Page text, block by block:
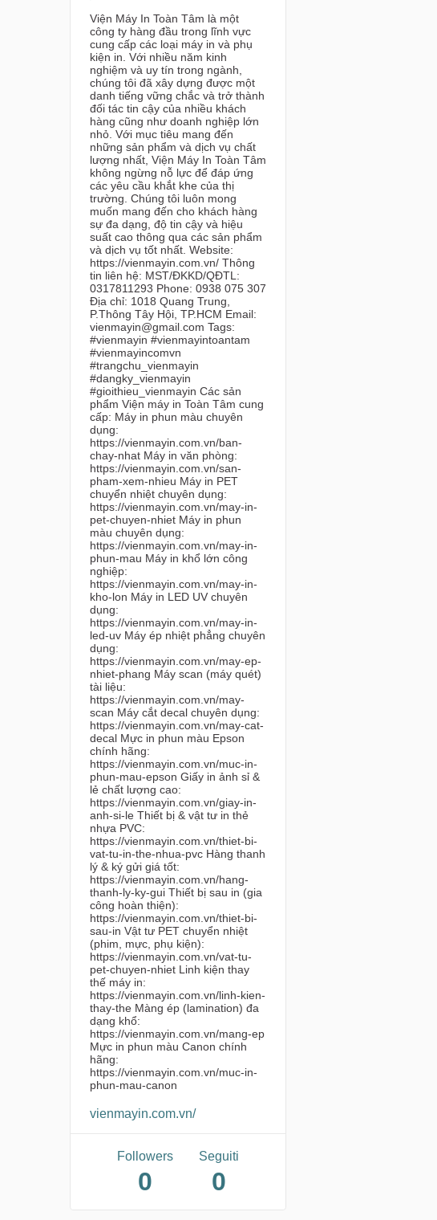
Segnala un problema
Viện Máy In Toàn Tâm là một
công ty hàng đầu trong lĩnh vực
cung cấp các loại máy in và phụ
kiện in. Với nhiều năm kinh
nghiệm và uy tín trong ngành,
chúng tôi đã xây dựng được một
danh tiếng vững chắc và trở thành
đối tác tin cậy của nhiều khách
hàng cũng như doanh nghiệp lớn
nhỏ. Với mục tiêu mang đến
những sản phẩm và dịch vụ chất
lượng nhất, Viện Máy In Toàn Tâm
không ngừng nỗ lực để đáp ứng
các yêu cầu khắt khe của thị
trường. Chúng tôi luôn mong
muốn mang đến cho khách hàng
sự đa dạng, độ tin cậy và hiệu
suất cao thông qua các sản phẩm
và dịch vụ tốt nhất. Website:
https://vienmayin.com.vn/ Thông
tin liên hệ: MST/ĐKKD/QĐTL:
0317811293 Phone: 0938 075 307
Địa chỉ: 1018 Quang Trung,
P.Thông Tây Hội, TP.HCM Email:
vienmayin@gmail.com Tags:
#vienmayin #vienmayintoantam
#vienmayincomvn
#trangchu_vienmayin
#dangky_vienmayin
#gioithieu_vienmayin Các sản
phẩm Viện máy in Toàn Tâm cung
cấp: Máy in phun màu chuyên
dụng:
https://vienmayin.com.vn/ban-
chay-nhat Máy in văn phòng:
https://vienmayin.com.vn/san-
pham-xem-nhieu Máy in PET
chuyển nhiệt chuyên dụng:
https://vienmayin.com.vn/may-in-
pet-chuyen-nhiet Máy in phun
màu chuyên dụng:
https://vienmayin.com.vn/may-in-
phun-mau Máy in khổ lớn công
nghiệp:
https://vienmayin.com.vn/may-in-
kho-lon Máy in LED UV chuyên
dụng:
https://vienmayin.com.vn/may-in-
led-uv Máy ép nhiệt phẳng chuyên
dụng:
https://vienmayin.com.vn/may-ep-
nhiet-phang Máy scan (máy quét)
tài liệu:
https://vienmayin.com.vn/may-
scan Máy cắt decal chuyên dụng:
https://vienmayin.com.vn/may-cat-
decal Mực in phun màu Epson
chính hãng:
https://vienmayin.com.vn/muc-in-
phun-mau-epson Giấy in ảnh sỉ &
lẻ chất lượng cao:
https://vienmayin.com.vn/giay-in-
anh-si-le Thiết bị & vật tư in thẻ
nhựa PVC:
https://vienmayin.com.vn/thiet-bi-
vat-tu-in-the-nhua-pvc Hàng thanh
lý & ký gửi giá tốt:
https://vienmayin.com.vn/hang-
thanh-ly-ky-gui Thiết bị sau in (gia
công hoàn thiện):
https://vienmayin.com.vn/thiet-bi-
sau-in Vật tư PET chuyển nhiệt
(phim, mực, phụ kiện):
https://vienmayin.com.vn/vat-tu-
pet-chuyen-nhiet Linh kiện thay
thế máy in:
https://vienmayin.com.vn/linh-kien-
thay-the Màng ép (lamination) đa
dạng khổ:
https://vienmayin.com.vn/mang-ep
Mực in phun màu Canon chính
hãng:
https://vienmayin.com.vn/muc-in-
phun-mau-canon
vienmayin.com.vn/
Followers
0
Seguiti
0